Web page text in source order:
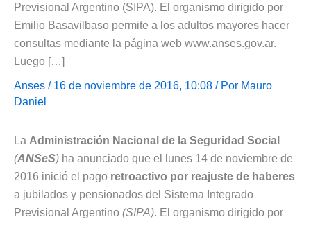
Previsional Argentino (SIPA). El organismo dirigido por
Emilio Basavilbaso permite a los adultos mayores hacer
consultas mediante la página web www.anses.gov.ar.
Luego […]
Anses / 16 de noviembre de 2016, 10:08 / Por Mauro
Daniel
La Administración Nacional de la Seguridad Social
(ANSeS) ha anunciado que el lunes 14 de noviembre de
2016 inició el pago retroactivo por reajuste de haberes
a jubilados y pensionados del Sistema Integrado
Previsional Argentino (SIPA). El organismo dirigido por